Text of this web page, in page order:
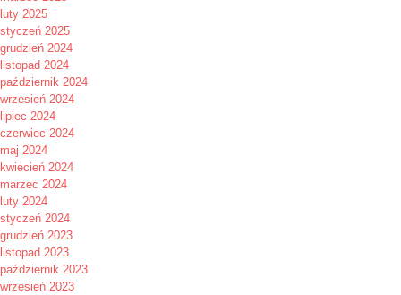
luty 2025
styczeń 2025
grudzień 2024
listopad 2024
październik 2024
wrzesień 2024
lipiec 2024
czerwiec 2024
maj 2024
kwiecień 2024
marzec 2024
luty 2024
styczeń 2024
grudzień 2023
listopad 2023
październik 2023
wrzesień 2023